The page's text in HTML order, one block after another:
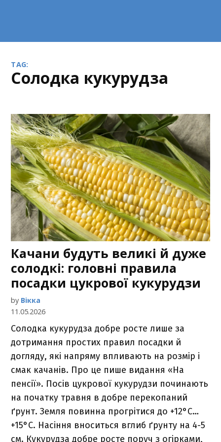
TAG:
солодка кукурудза
Качани будуть великі й дуже
солодкі: головні правила
посадки цукрової кукурудзи
by Вікка
11.05.2026
Солодка кукурудза добре росте лише за
дотримання простих правил посадки й
догляду, які напряму впливають на розмір і
смак качанів. Про це пише видання «На
пенсії». Посів цукрової кукурудзи починають
на початку травня в добре перекопаний
ґрунт. Земля повинна прогрітися до +12°С…
+15°С. Насіння вноситься вглиб ґрунту на 4-5
см. Кукурудза добре росте поруч з огірками,